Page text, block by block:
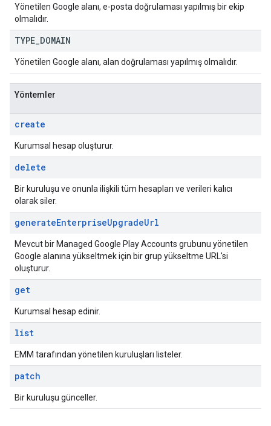
Yönetilen Google alanı, e-posta doğrulaması yapılmış bir ekip
olmalıdır.
TYPE DOMAIN
Yönetilen Google alanı, alan doğrulaması yapılmış olmalıdır.
Yöntemler
create
Kurumsal hesap oluşturur.
delete
Bir kuruluşu ve onunla ilişkili tüm hesapları ve verileri kalıcı
olarak siler.
generateEnterpriseUpgradeUrl
Mevcut bir Managed Google Play Accounts grubunu yönetilen
Google alanına yükseltmek için bir grup yükseltme URL'si
oluşturur.
get
Kurumsal hesap edinir.
list
EMM tarafından yönetilen kuruluşları listeler.
patch
Bir kuruluşu günceller.